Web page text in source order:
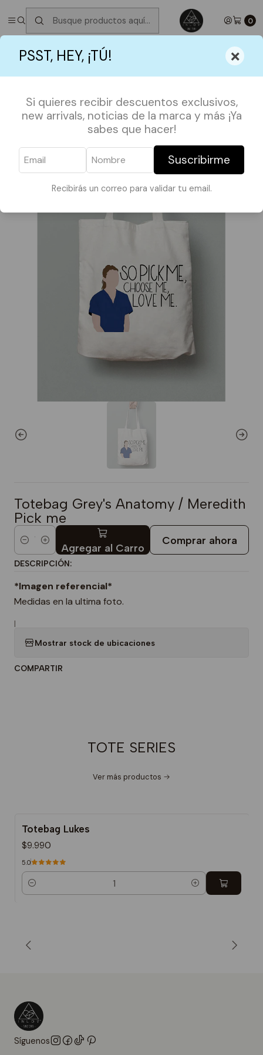
PSST, HEY, ¡TÚ! ×
Si quieres recibir descuentos exclusivos,
new arrivals, noticias de la marca y más ¡Ya
sabes que hacer!
Suscribirme
Recibirás un correo para validar tu email.
0
✮ ⋆ ˚｡𖦹 ⋆｡°✩Próximos Despachos jueves 6 de Agosto
°✩
SHOP BY FANDOMS
Totebag Grey's Anatomy / Meredith Pick me
Totebag Grey's Anatomy / Meredith
Pick me
Cantidad Agregar al Carro
Comprar ahora
DESCRIPCIÓN:
*Imagen referencial*
Medidas en la ultima foto.
|
Mostrar stock de ubicaciones
COMPARTIR
TOTE SERIES
Ver más productos
Totebag Lukes
$9.990
5.0
Cantidad
Síguenos